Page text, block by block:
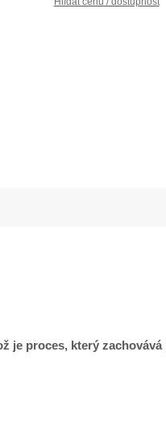
je proces, který